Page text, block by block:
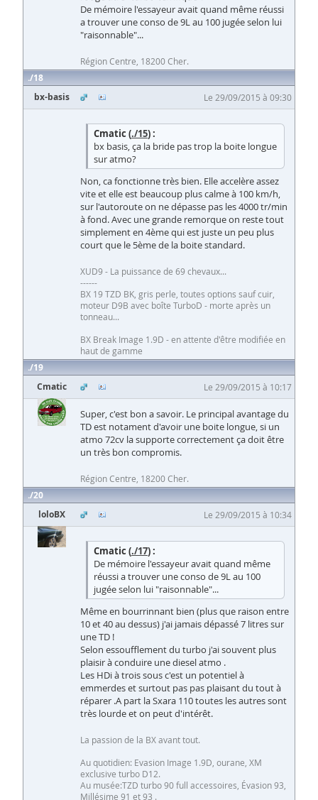
De mémoire l'essayeur avait quand même réussi
a trouver une conso de 9L au 100 jugée selon lui
"raisonnable"...
Région Centre, 18200 Cher.
18
bx-basis
Le 29/09/2015 à 09:30
Cmatic (./15) :
bx basis, ça la bride pas trop la boite longue
sur atmo?
Non, ca fonctionne très bien. Elle accelère assez
vite et elle est beaucoup plus calme à 100 km/h,
sur l'autoroute on ne dépasse pas les 4000 tr/min
à fond. Avec une grande remorque on reste tout
simplement en 4ème qui est juste un peu plus
court que le 5ème de la boite standard.
XUD9 - La puissance de 69 chevaux...
------
BX 19 TZD BK, gris perle, toutes options sauf cuir,
moteur D9B avec boîte TurboD - morte après un
tonneau...
BX Break Image 1.9D - en attente d'être modifiée en
haut de gamme
19
Cmatic
Le 29/09/2015 à 10:17
Super, c'est bon a savoir. Le principal avantage du
TD est notament d'avoir une boite longue, si un
atmo 72cv la supporte correctement ça doit être
un très bon compromis.
Région Centre, 18200 Cher.
20
loloBX
Le 29/09/2015 à 10:34
Cmatic (./17) :
De mémoire l'essayeur avait quand même
réussi a trouver une conso de 9L au 100
jugée selon lui "raisonnable"...
Même en bourrinnant bien (plus que raison entre
10 et 40 au dessus) j'ai jamais dépassé 7 litres sur
une TD !
Selon essoufflement du turbo j'ai souvent plus
plaisir à conduire une diesel atmo .
Les HDi à trois sous c'est un potentiel à
emmerdes et surtout pas pas plaisant du tout à
réparer .A part la Sxara 110 toutes les autres sont
très lourde et on peut d'intérêt.
La passion de la BX avant tout.
Au quotidien: Evasion Image 1.9D, ourane, XM
exclusive turbo D12.
Au musée:TZD turbo 90 full accessoires, Évasion 93,
Millésime 91 et 93 .